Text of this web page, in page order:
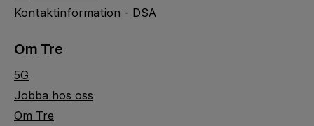
Kontaktinformation - DSA
Om Tre
5G
Jobba hos oss
Om Tre